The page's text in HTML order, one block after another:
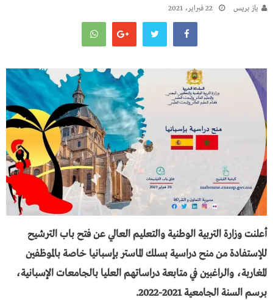
يـاز بريـس 22 فبراير، 2021
أعلنت وزارة التربية الوطنية والتعليم العالي عن فتح باب الترشيح
للإستفادة من منح دراسية بسلك الماستر بإسبانيا خاصة بالموظفين
المغاربة، والراغبين في متابعة دراساتهم العليا بالجامعات الإسبانية،
برسم السنة الجامعية 2021-2022.